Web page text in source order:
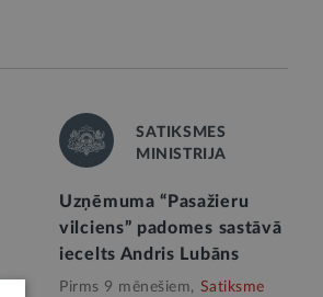
SATIKSMES
MINISTRIJA
Uzņēmuma “Pasažieru
vilciens” padomes sastāvā
iecelts Andris Lubāns
Pirms 9 mēnešiem, Satiksme